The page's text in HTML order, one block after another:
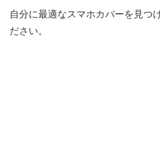
自分に最適なスマホカバーを見つ
ださい。